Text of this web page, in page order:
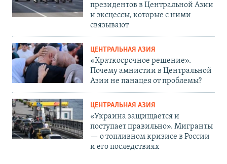
президентов в Центральной Азии
и эксцессы, которые с ними
связывают
ЦЕНТРАЛЬНАЯ АЗИЯ
«Краткосрочное решение».
Почему амнистии в Центральной
Азии не панацея от проблемы?
ЦЕНТРАЛЬНАЯ АЗИЯ
«Украина защищается и
поступает правильно». Мигранты
— о топливном кризисе в России
и его последствиях